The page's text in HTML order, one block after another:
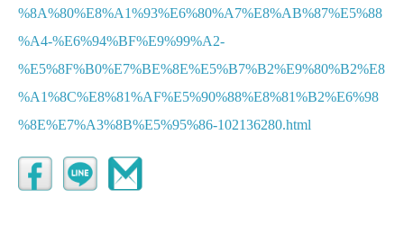
%8A%80%E8%A1%93%E6%80%A7%E8%AB%87%E5%88
%A4-%E6%94%BF%E9%99%A2-
%E5%8F%B0%E7%BE%8E%E5%B7%B2%E9%80%B2%E8
%A1%8C%E8%81%AF%E5%90%88%E8%81%B2%E6%98
%8E%E7%A3%8B%E5%95%86-102136280.html